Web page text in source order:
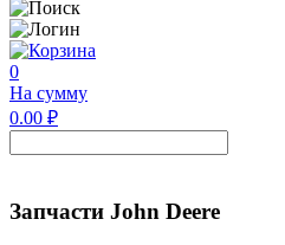
0
На сумму
0.00 ₽
Запчасти John Deere